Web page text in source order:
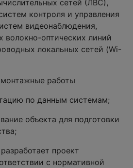
сетей (ЛВС),
контроля и управления
видеонаблюдения,
волокно-оптических линий
локальных сетей (Wi-
работы
по данным системам;
объекта для подготовки
проект
с нормативной